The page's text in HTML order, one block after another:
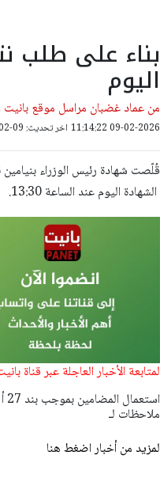
بناء على طلب
اليوم
من عماد غضبان مراسل موقع بانيت
09-02-2026 11:14:22 اخر تحديث: 09-02-2026 11:15:55
قُلّصت شهادة رئيس الوزراء
الشهادة اليوم عند الساعة 13:30.
لمتابعة الأخبار العاجلة عبر قناة
ملاحظات لـ
لمزيد من أخبار اضغط هنا